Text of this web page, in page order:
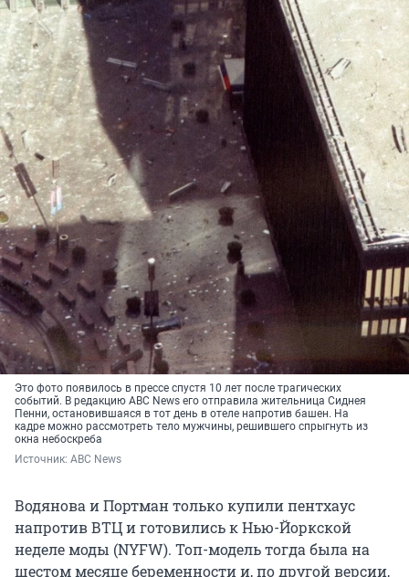
Это фото появилось в прессе спустя 10 лет после трагических
событий. В редакцию ABC News его отправила жительница Сиднея
Пенни, остановившаяся в тот день в отеле напротив башен. На
кадре можно рассмотреть тело мужчины, решившего спрыгнуть из
окна небоскреба
Источник: ABC News
Водянова и Портман только купили пентхаус
напротив ВТЦ и готовились к Нью-Йоркской
неделе моды (NYFW). Топ-модель тогда была на
шестом месяце беременности и, по другой версии,